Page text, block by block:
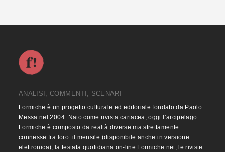
ANALISI, COMMENTI, SCENARI
Formiche è un progetto culturale ed editoriale fondato da Paolo
Messa nel 2004. Nato come rivista cartacea, oggi l’arcipelago
Formiche è composto da realtà diverse ma strettamente
connesse fra loro: il mensile (disponibile anche in versione
elettronica), la testata quotidiana on-line Formiche.net, le riviste